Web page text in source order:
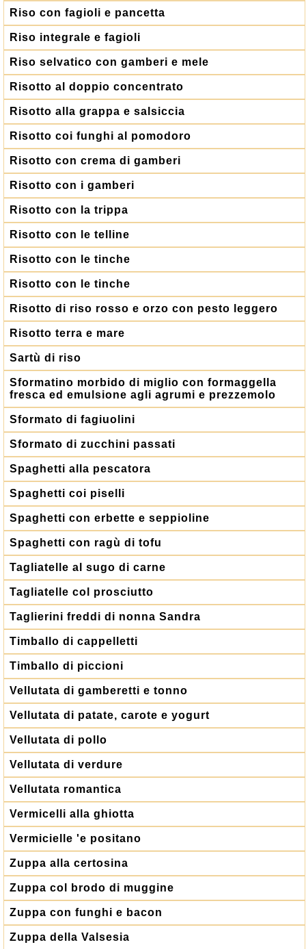
Riso con fagioli e pancetta
Riso integrale e fagioli
Riso selvatico con gamberi e mele
Risotto al doppio concentrato
Risotto alla grappa e salsiccia
Risotto coi funghi al pomodoro
Risotto con crema di gamberi
Risotto con i gamberi
Risotto con la trippa
Risotto con le telline
Risotto con le tinche
Risotto con le tinche
Risotto di riso rosso e orzo con pesto leggero
Risotto terra e mare
Sartù di riso
Sformatino morbido di miglio con formaggella
fresca ed emulsione agli agrumi e prezzemolo
Sformato di fagiuolini
Sformato di zucchini passati
Spaghetti alla pescatora
Spaghetti coi piselli
Spaghetti con erbette e seppioline
Spaghetti con ragù di tofu
Tagliatelle al sugo di carne
Tagliatelle col prosciutto
Taglierini freddi di nonna Sandra
Timballo di cappelletti
Timballo di piccioni
Vellutata di gamberetti e tonno
Vellutata di patate, carote e yogurt
Vellutata di pollo
Vellutata di verdure
Vellutata romantica
Vermicelli alla ghiotta
Vermicielle 'e positano
Zuppa alla certosina
Zuppa col brodo di muggine
Zuppa con funghi e bacon
Zuppa della Valsesia